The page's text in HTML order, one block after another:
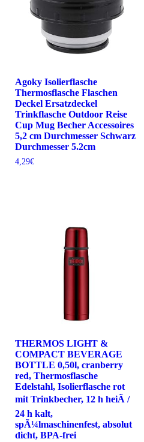
Agoky Isolierflasche
Thermosflasche Flaschen
Deckel Ersatzdeckel
Trinkflasche Outdoor Reise
Cup Mug Becher Accessoires
5,2 cm Durchmesser Schwarz
Durchmesser 5.2cm
4,29€
THERMOS LIGHT &
COMPACT BEVERAGE
BOTTLE 0,50l, cranberry
red, Thermosflasche
Edelstahl, Isolierflasche rot
mit Trinkbecher, 12 h heiÃ /
24 h kalt,
spÃ¼lmaschinenfest, absolut
dicht, BPA-frei